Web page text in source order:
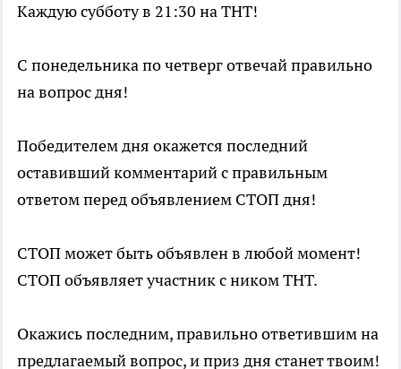
Каждую субботу в 21:30 на ТНТ!
С понедельника по четверг отвечай правильно
на вопрос дня!
Победителем дня окажется последний
оставивший комментарий с правильным
ответом перед объявлением СТОП дня!
СТОП может быть объявлен в любой момент!
СТОП объявляет участник с ником ТНТ.
Окажись последним, правильно ответившим на
предлагаемый вопрос, и приз дня станет твоим!